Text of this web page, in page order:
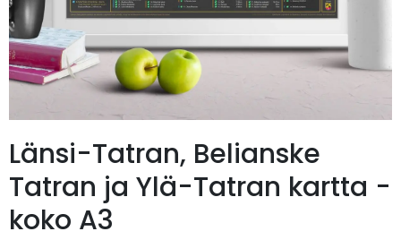
Länsi-Tatran, Belianske
Tatran ja Ylä-Tatran kartta -
koko A3